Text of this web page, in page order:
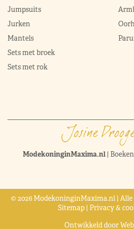
Jumpsuits
Jurken
Mantels
Sets met broek
Sets met rok
ModekoninginMaxima.nl| Boeken
© 2026 ModekoninginMaxima.nl |
Sitemap | Privacy &
Ontwikkeld door